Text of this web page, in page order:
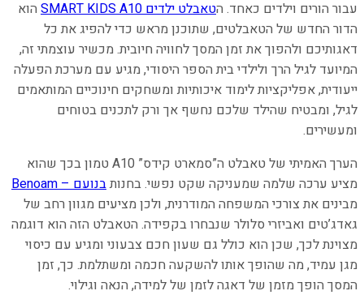
עבור הורים וילדים כאחד. הטאבלט ילדים SMART KIDS A10
הוא
הדור החדש של הטאבלטים, שתוכנן מראש כדי להפיג את כל
דאגותיכם ולהפוך את זמן המסך לחוויה חיובית. מכשיר עוצמתי זה,
המיועד לגיל הרך ולילדי בית הספר היסודי, מגיע עם מערכת הפעלה
ייעודית, אפליקציות לימוד איכותיות ומשחקים חינוכיים המותאמים
לגיל, ומבטיח שהילד שלכם נחשף אך ורק לתכנים בטוחים
ומעשירים.
הערך האמיתי של טאבלט ה”סמארט קידס” A10 טמון בכך שהוא
מציע ערכה שלמה שמעניקה שקט נפשי. בחנותבנועם – Benoam
מבינים את צורכי המשפחה המודרנית, ולכן מציעים מגוון רחב של
גאדג’טים ואביזרי סלולר שנבחרו בקפידה. הטאבלט הזה הוא דוגמה
מצוינת לכך, שכן הוא כולל גם שעון חכם צבעוני ומגיע עם כיסוי
מגן עמיד, מה שהופך אותו להשקעה חכמה ומשתלמת. כך, זמן
המסך הופך מזמן של דאגה לזמן של למידה, הנאה וגילוי.